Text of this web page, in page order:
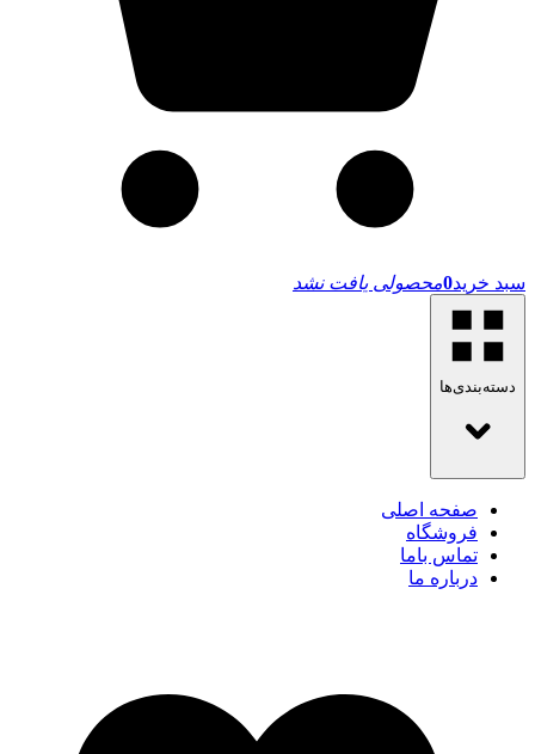
سبد خرید0محصولی یافت نشد
دسته‌بندی‌ها
صفحه اصلی
فروشگاه
تماس باما
درباره ما